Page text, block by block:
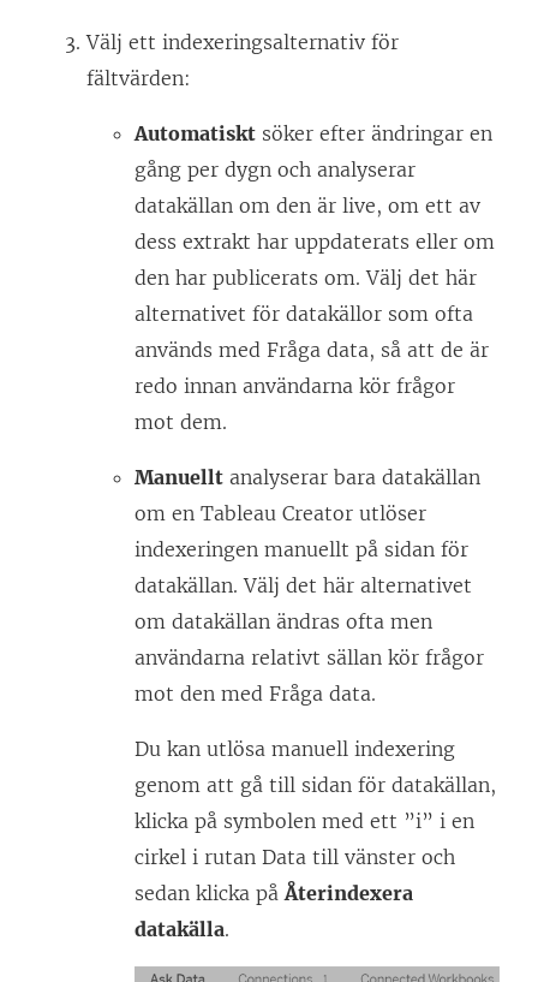
Välj ett indexeringsalternativ för
fältvärden:
Automatiskt söker efter ändringar en
gång per dygn och analyserar
datakällan om den är live, om ett av
dess extrakt har uppdaterats eller om
den har publicerats om. Välj det här
alternativet för datakällor som ofta
används med Fråga data, så att de är
redo innan användarna kör frågor
mot dem.
Manuellt analyserar bara datakällan
om en Tableau Creator utlöser
indexeringen manuellt på sidan för
datakällan. Välj det här alternativet
om datakällan ändras ofta men
användarna relativt sällan kör frågor
mot den med Fråga data.
Du kan utlösa manuell indexering
genom att gå till sidan för datakällan,
klicka på symbolen med ett ”i” i en
cirkel i rutan Data till vänster och
sedan klicka påÅterindexera
datakälla.